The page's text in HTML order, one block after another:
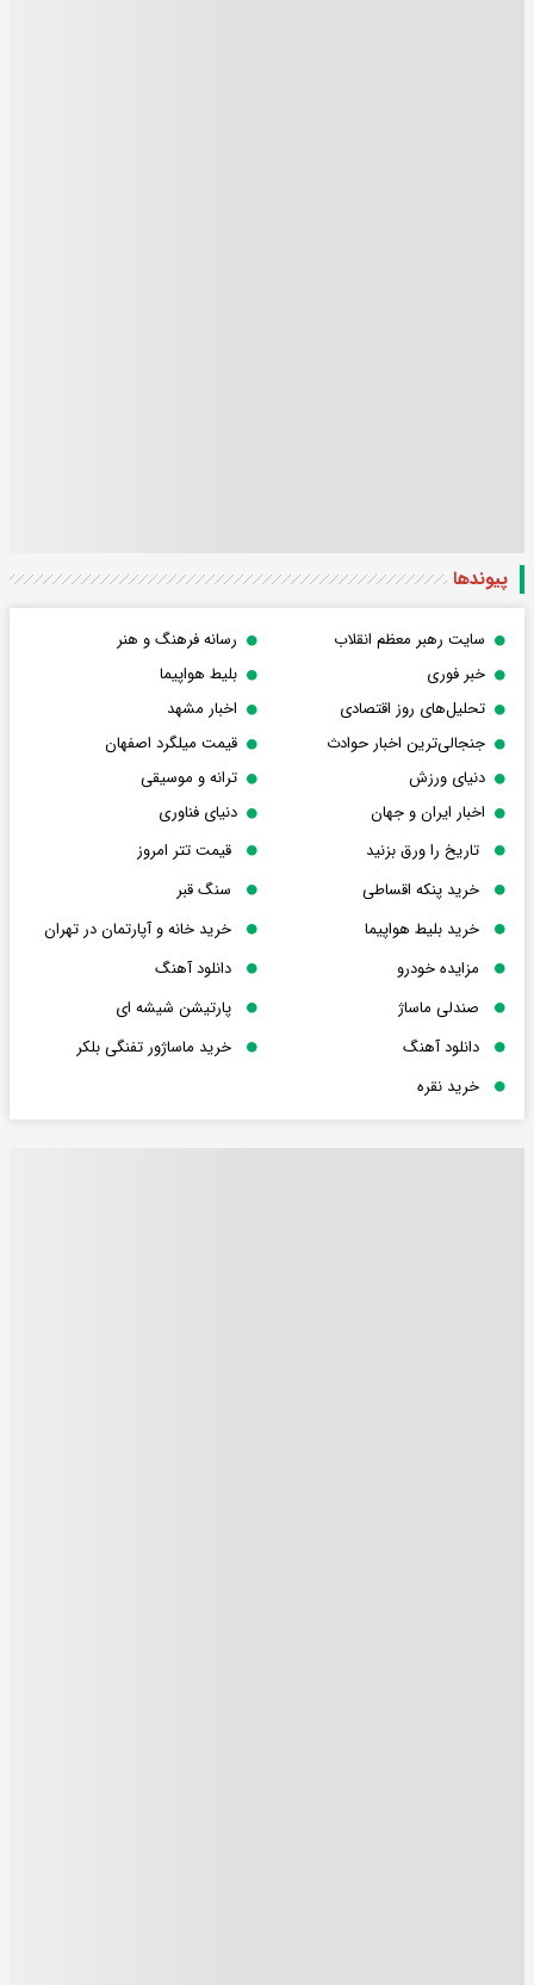
پیوندها
سایت رهبر معظم انقلاب
رسانه فرهنگ و هنر
خبر فوری
بلیط هواپیما
تحلیل‌های روز اقتصادی
اخبار مشهد
جنجالی‌ترین اخبار حوادث
قیمت میلگرد اصفهان
دنیای ورزش
ترانه و موسیقی
اخبار ایران و جهان
دنیای فناوری
تاریخ را ورق بزنید
قیمت تتر امروز
خرید پنکه اقساطی
سنگ قبر
خرید بلیط هواپیما
خرید خانه و آپارتمان در تهران
مزایده خودرو
دانلود آهنگ
صندلی ماساژ
پارتیشن شیشه ای
دانلود آهنگ
خرید ماساژور تفنگی بلکر
خرید نقره